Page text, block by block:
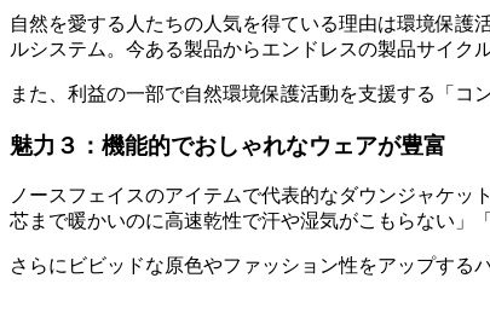
自然を愛する人たちの人気を得ている理由は環境保護
ルシステム。今ある製品からエンドレスの製品サイク
また、利益の一部で自然環境保護活動を支援する「コ
魅力３：機能的でおしゃれなウェアが豊富
ノースフェイスのアイテムで代表的なダウンジャケ
芯まで暖かいのに高速乾性で汗や湿気がこもらない」
さらにビビッドな原色やファッション性をアップする